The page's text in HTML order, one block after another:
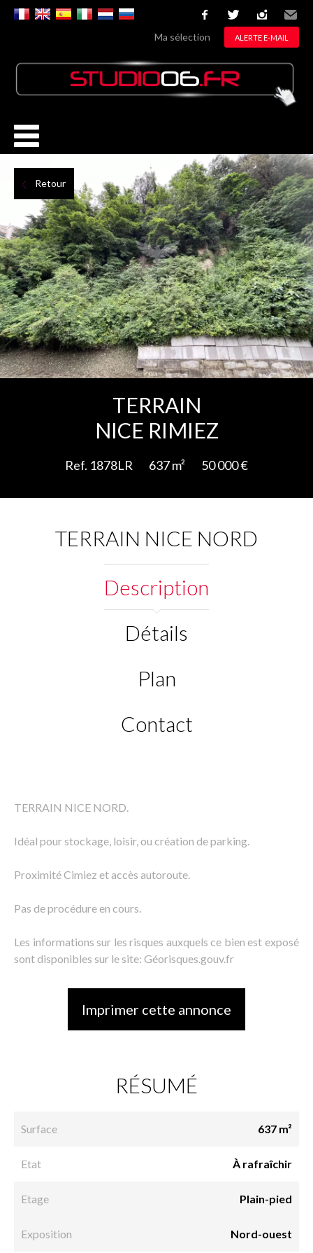
facebooktwitterinstagram
Email
Ma sélection ALERTE E-MAIL
Retour
TERRAIN
NICE RIMIEZ
Ref. 1878LR 637 m² 50 000 €
TERRAIN NICE NORD
Description
Détails
Plan
Contact
TERRAIN NICE NORD.
Idéal pour stockage, loisir, ou création de parking.
Proximité Cimiez et accès autoroute.
Pas de procédure en cours.
Les informations sur les risques auxquels ce bien est exposé
sont disponibles sur le site: Géorisques.gouv.fr
Imprimer cette annonce
RÉSUMÉ
Surface 637 m²
Etat À rafraîchir
Etage Plain-pied
Exposition Nord-ouest